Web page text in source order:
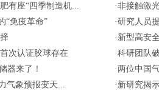
有座“四季制造机...
“免疫革命”
次认证胶球存在
器来了！
气象预报变天...
·非接触激
·研究人员
· 新型高安
·科研团队
· 两位中国
· 新研究揭